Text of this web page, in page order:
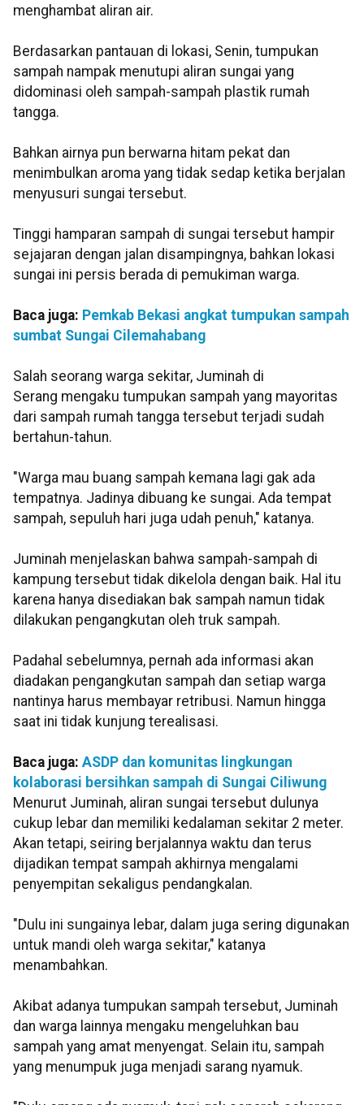
menghambat aliran air.
Berdasarkan pantauan di lokasi, Senin, tumpukan
sampah nampak menutupi aliran sungai yang
didominasi oleh sampah-sampah plastik rumah
tangga.
Bahkan airnya pun berwarna hitam pekat dan
menimbulkan aroma yang tidak sedap ketika berjalan
menyusuri sungai tersebut.
Tinggi hamparan sampah di sungai tersebut hampir
sejajaran dengan jalan disampingnya, bahkan lokasi
sungai ini persis berada di pemukiman warga.
Baca juga: Pemkab Bekasi angkat tumpukan sampah
sumbat Sungai Cilemahabang
Salah seorang warga sekitar, Juminah di
Serang mengaku tumpukan sampah yang mayoritas
dari sampah rumah tangga tersebut terjadi sudah
bertahun-tahun.
"Warga mau buang sampah kemana lagi gak ada
tempatnya. Jadinya dibuang ke sungai. Ada tempat
sampah, sepuluh hari juga udah penuh," katanya.
Juminah menjelaskan bahwa sampah-sampah di
kampung tersebut tidak dikelola dengan baik. Hal itu
karena hanya disediakan bak sampah namun tidak
dilakukan pengangkutan oleh truk sampah.
Padahal sebelumnya, pernah ada informasi akan
diadakan pengangkutan sampah dan setiap warga
nantinya harus membayar retribusi. Namun hingga
saat ini tidak kunjung terealisasi.
Baca juga: ASDP dan komunitas lingkungan
kolaborasi bersihkan sampah di Sungai Ciliwung
Menurut Juminah, aliran sungai tersebut dulunya
cukup lebar dan memiliki kedalaman sekitar 2 meter.
Akan tetapi, seiring berjalannya waktu dan terus
dijadikan tempat sampah akhirnya mengalami
penyempitan sekaligus pendangkalan.
"Dulu ini sungainya lebar, dalam juga sering digunakan
untuk mandi oleh warga sekitar," katanya
menambahkan.
Akibat adanya tumpukan sampah tersebut, Juminah
dan warga lainnya mengaku mengeluhkan bau
sampah yang amat menyengat. Selain itu, sampah
yang menumpuk juga menjadi sarang nyamuk.